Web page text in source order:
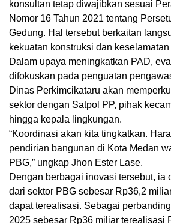
konsultan tetap diwajibkan sesuai
Nomor 16 Tahun 2021 tentang
Gedung. Hal tersebut berkaitan
kekuatan konstruksi dan
Dalam upaya meningkatkan PAD,
difokuskan pada penguatan
Dinas Perkimcikataru akan
sektor dengan Satpol PP, pihak
hingga kepala lingkungan.
“Koordinasi akan kita tingkatkan.
pendirian bangunan di Kota Medan
PBG,” ungkap Jhon Ester Lase.
Dengan berbagai inovasi tersebut, ia
dari sektor PBG sebesar Rp36,2
dapat terealisasi. Sebagai
2025 sebesar Rp36 miliar terealisasi